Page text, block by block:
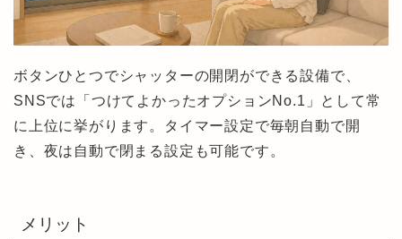
ボタンひとつでシャッターの開閉ができる設備で、
SNSでは「つけてよかったオプションNo.1」として常
に上位に挙がります。タイマー設定で毎朝自動で開
き、夜は自動で閉まる設定も可能です。
メリット